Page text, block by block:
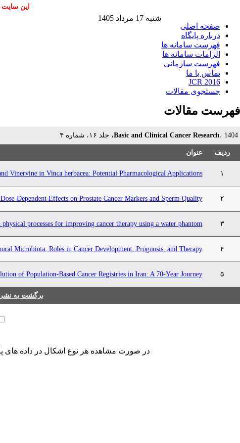
این سایت
صفحه اصلی
درباره پایگاه
فهرست سامانه ها
الزامات سامانه ها
فهرست سازمانی
تماس با ما
JCR 2016
جستجوی مقالات
شنبه 17 مرداد 1405
فهرست مقالات
Basic and Clinical Cancer Research، 1404، جلد ۱۶، شماره ۴
ردیف عنوان
۱ Vinervine in Vinca herbacea: Potential Pharmacological Applications
۲ Dependent Effects on Prostate Cancer Markers and Sperm Quality
۳ physical processes for improving cancer therapy using a water phantom
۴ Microbiota: Roles in Cancer Development, Prognosis, and Therapy
۵ of Population-Based Cancer Registries in Iran: A 70-Year Journey
برگشت به
در صورت مشاهده هر نوع اشکال در داده های